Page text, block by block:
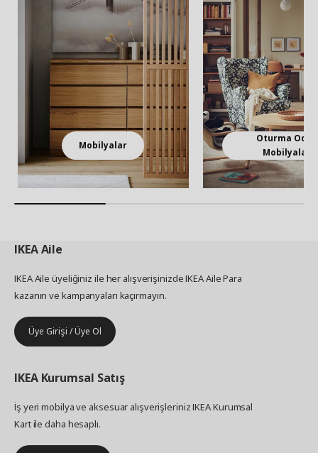
Mobilyalar
Oturma
Mobilyaları
IKEAAile
IKEA Aile üyeliğiniz ile her alışverişinizde IKEA Aile Para
kazanın ve kampanyaları kaçırmayın.
Üye Girişi / Üye Ol
IKEA Kurumsal Satış
İş yeri mobilya ve aksesuar alışverişleriniz IKEA Kurumsal
Kart ile daha hesaplı.